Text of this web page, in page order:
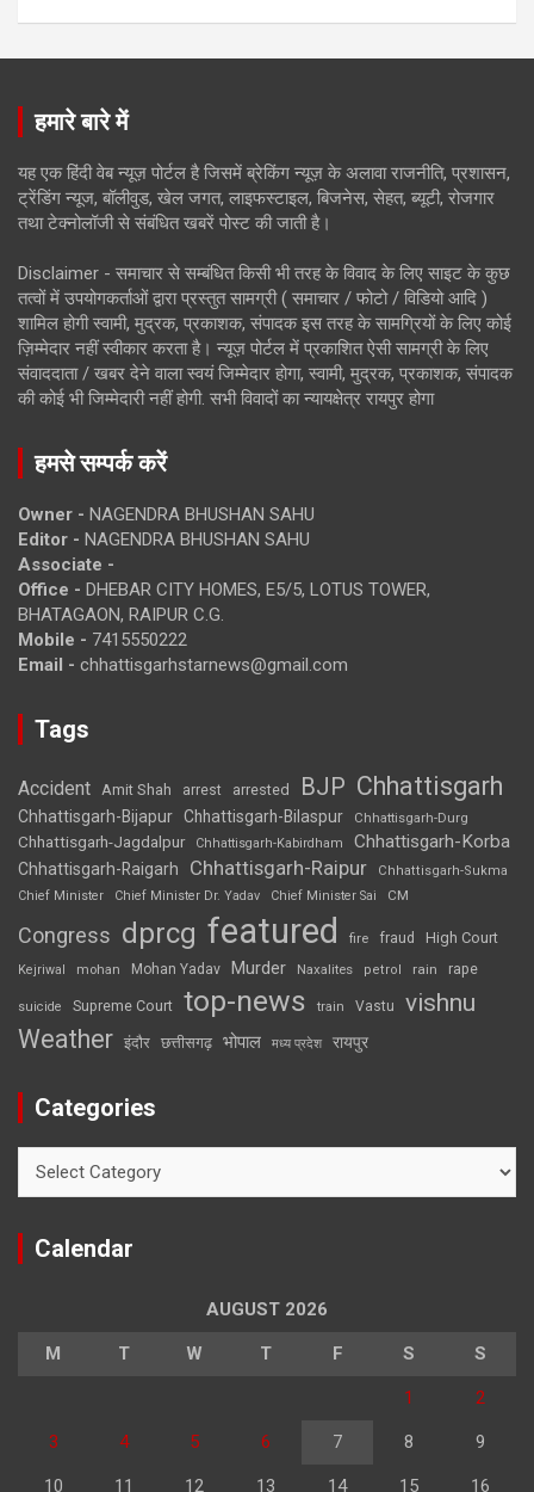
हमारे बारे में
यह एक हिंदी वेब न्यूज़ पोर्टल है जिसमें ब्रेकिंग न्यूज़ के अलावा राजनीति, प्रशासन,
ट्रेंडिंग न्यूज, बॉलीवुड, खेल जगत, लाइफस्टाइल, बिजनेस, सेहत, ब्यूटी, रोजगार
तथा टेक्नोलॉजी से संबंधित खबरें पोस्ट की जाती है।
Disclaimer - समाचार से सम्बंधित किसी भी तरह के विवाद के लिए साइट के कुछ
तत्वों में उपयोगकर्ताओं द्वारा प्रस्तुत सामग्री ( समाचार / फोटो / विडियो आदि )
शामिल होगी स्वामी, मुद्रक, प्रकाशक, संपादक इस तरह के सामग्रियों के लिए कोई
ज़िम्मेदार नहीं स्वीकार करता है। न्यूज़ पोर्टल में प्रकाशित ऐसी सामग्री के लिए
संवाददाता / खबर देने वाला स्वयं जिम्मेदार होगा, स्वामी, मुद्रक, प्रकाशक, संपादक
की कोई भी जिम्मेदारी नहीं होगी. सभी विवादों का न्यायक्षेत्र रायपुर होगा
हमसे सम्पर्क करें
Owner - NAGENDRA BHUSHAN SAHU
Editor - NAGENDRA BHUSHAN SAHU
Associate -
Office - DHEBAR CITY HOMES, E5/5, LOTUS TOWER,
BHATAGAON, RAIPUR C.G.
Mobile - 7415550222
Email - chhattisgarhstarnews@gmail.com
Tags
Accident Amit Shah arrest arrested BJP Chhattisgarh
Chhattisgarh-Bijapur Chhattisgarh-Bilaspur Chhattisgarh-Durg
Chhattisgarh-Jagdalpur Chhattisgarh-Kabirdham Chhattisgarh-Korba
Chhattisgarh-Raigarh Chhattisgarh-Raipur
Chhattisgarh-Sukma
Chief Minister
Chief Minister Dr. Yadav Chief Minister Sai CM
Congress dprcg featured fire fraud High Court
Kejriwal mohan Mohan Yadav Murder Naxalites petrol rain rape
suicide Supreme Court top-news train Vastu vishnu
Weather इंदौर छत्तीसगढ़ भोपाल मध्य प्रदेश रायपुर
Categories
Calendar
AUGUST 2026
M T W T F S S
1 2
3 4 5 6 7 8 9
10 11 12 13 14 15 16